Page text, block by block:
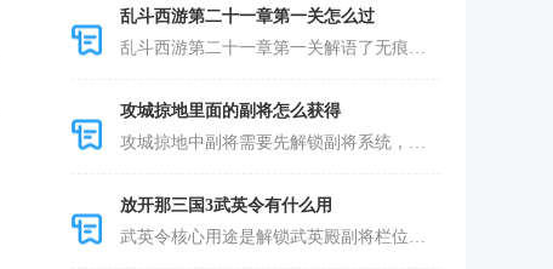
乱斗西游第二十一章第一关怎么过
乱斗西游第二十一章第一关解语了无痕可以通
攻城掠地里面的副将怎么获得
攻城掠地中副将需要先解锁副将系统，再通过
放开那三国3武英令有什么用
武英令核心用途是解锁武英殿副将栏位，是拓